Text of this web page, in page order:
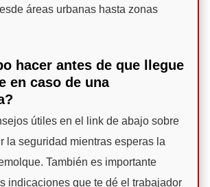
áreas urbanas hasta zonas
hacer antes de que llegue
en caso de una
útiles en el link de abajo sobre
la seguridad mientras esperas la
También es importante
indicaciones que te dé el trabajador